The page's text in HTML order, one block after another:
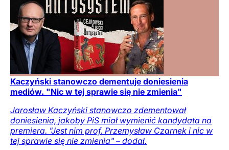
Kaczyński stanowczo dementuje doniesienia
mediów. "Nic w tej sprawie się nie zmienia"
Jarosław Kaczyński stanowczo zdementował
doniesienia, jakoby PiS miał wymienić kandydata na
premiera. "Jest nim prof. Przemysław Czarnek i nic w
tej sprawie się nie zmienia" – dodał.